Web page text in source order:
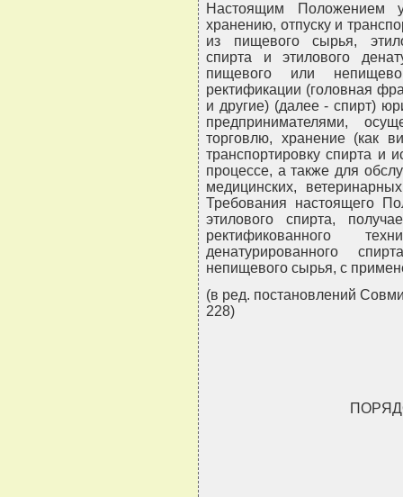
Настоящим Положением
хранению, отпуску и
из пищевого сырья,
спирта и этилового
пищевого или
ректификации (головная
и другие) (далее - спирт)
предпринимателями,
торговлю, хранение (как
транспортировку спирта и
процессе, а также для
медицинских,
Требования настоящего
этилового спирта,
ректификованного
денатурированного
непищевого сырья, с
(в ред. постановлений
228)